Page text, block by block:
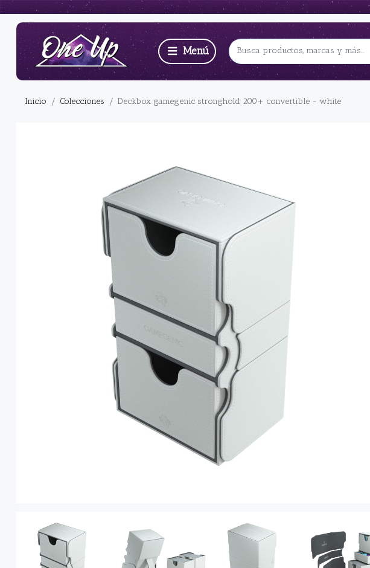
Inicio Colecciones Deckbox gamegenic stronghold 200+ convertible - white